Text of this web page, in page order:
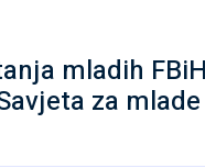
mladih
za mlade